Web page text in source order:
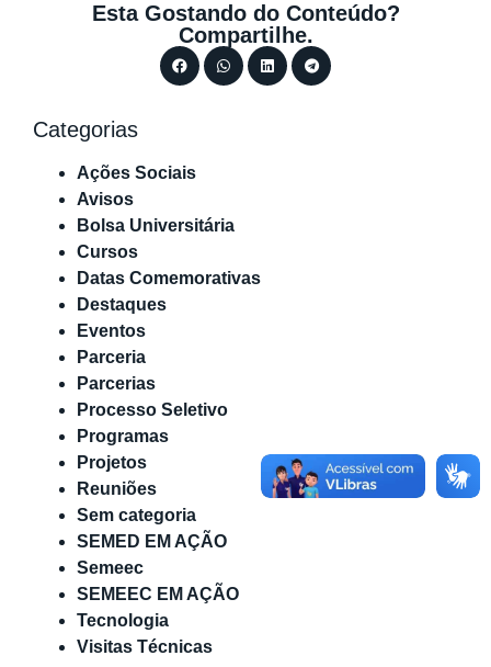
Esta Gostando do Conteúdo?
Compartilhe.
Categorias
Ações Sociais
Avisos
Bolsa Universitária
Cursos
Datas Comemorativas
Destaques
Eventos
Parceria
Parcerias
Processo Seletivo
Programas
Projetos
Reuniões
Sem categoria
SEMED EM AÇÃO
Semeec
SEMEEC EM AÇÃO
Tecnologia
Visitas Técnicas